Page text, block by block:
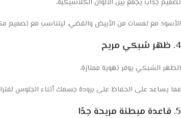
تصميم جذاب يجمع بين الألوان الكلاسيكية،
الأسود مع لمسات من الأبيض والفضي، ليتناسب مع تصميم
4. ظهر شبكي مريح
الظهر الشبكي يوفر تهوية ممتازة،
مما يساعد على الحفاظ على برودة جسمك أثناء الجلوس
5. قاعدة مبطنة مريحة جدًا